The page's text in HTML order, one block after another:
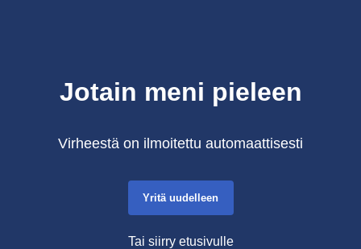
Jotain meni pieleen
Virheestä on ilmoitettu automaattisesti
Yritä uudelleen
Tai siirry etusivulle